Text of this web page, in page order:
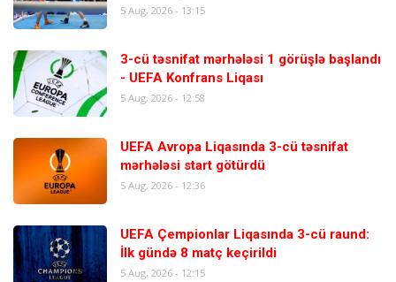
5 Aug, 2026 - 13:15
3-cü təsnifat mərhələsi 1 görüşlə başlandı
- UEFA Konfrans Liqası
5 Aug, 2026 - 12:58
UEFA Avropa Liqasında 3-cü təsnifat
mərhələsi start götürdü
5 Aug, 2026 - 12:36
UEFA Çempionlar Liqasında 3-cü raund:
İlk gündə 8 matç keçirildi
5 Aug, 2026 - 12:15